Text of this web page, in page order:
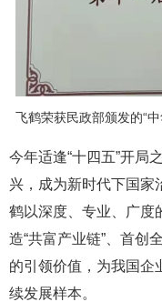
飞鹤荣获民政部颁发的“
今年适逢“十四五”开局
兴，成为新时代下国家
鹤以深度、专业、广度
造“共富产业链”、首创
的引领价值，为我国企
续发展样本。